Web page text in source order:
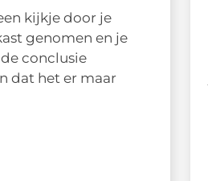
kijkje door je
genomen en je
conclusie
dat het er maar